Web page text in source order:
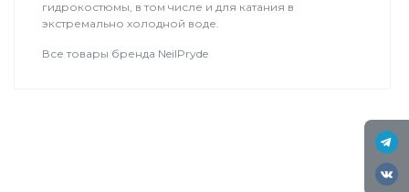
гидрокостюмы, в том числе и для катания в
экстремально холодной воде.
Все товары бренда NeilPryde